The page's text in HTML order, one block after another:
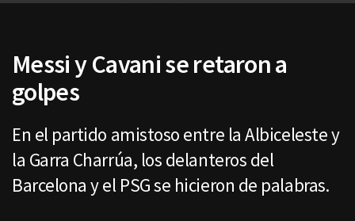
Messi y Cavani se retaron a
golpes
En el partido amistoso entre la Albiceleste y
la Garra Charrúa, los delanteros del
Barcelona y el PSG se hicieron de palabras.